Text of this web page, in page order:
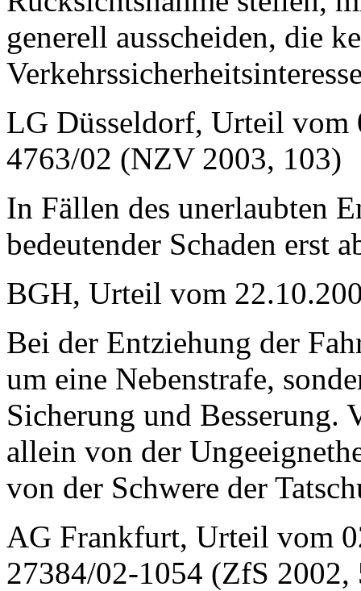
generell ausscheiden, die
LG Düsseldorf, Urteil vom
4763/02 (NZV 2003, 103)
In Fällen des unerlaubten
bedeutender Schaden erst
BGH, Urteil vom
Bei der Entziehung der
um eine Nebenstrafe,
Sicherung und Besserung.
allein von der
von der Schwere der
AG Frankfurt, Urteil vom
27384/02-1054 (ZfS 2002,